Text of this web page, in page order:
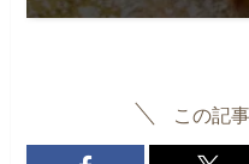
この記